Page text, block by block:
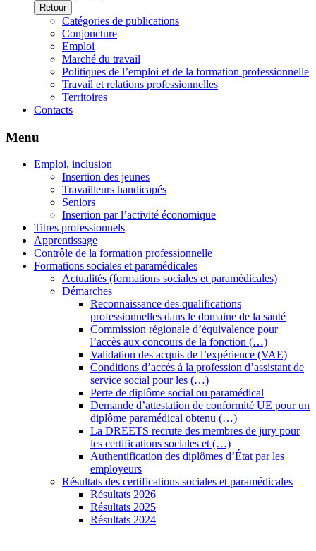
Retour
Catégories de publications
Conjoncture
Emploi
Marché du travail
Politiques de l’emploi et de la formation professionnelle
Travail et relations professionnelles
Territoires
Contacts
Menu
Emploi, inclusion
Insertion des jeunes
Travailleurs handicapés
Seniors
Insertion par l’activité économique
Titres professionnels
Apprentissage
Contrôle de la formation professionnelle
Formations sociales et paramédicales
Actualités (formations sociales et paramédicales)
Démarches
Reconnaissance des qualifications
professionnelles dans le domaine de la santé
Commission régionale d’équivalence pour
l’accès aux concours de la fonction (…)
Validation des acquis de l’expérience (VAE)
Conditions d’accès à la profession d’assistant de
service social pour les (…)
Perte de diplôme social ou paramédical
Demande d’attestation de conformité UE pour un
diplôme paramédical obtenu (…)
La DREETS recrute des membres de jury pour
les certifications sociales et (…)
Authentification des diplômes d’État par les
employeurs
Résultats des certifications sociales et paramédicales
Résultats 2026
Résultats 2025
Résultats 2024